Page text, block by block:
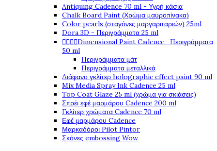
Antiquing Cadence 70 ml - Υγρή κάσια
Chalk Board Paint (Χρώμα μαυροπίνακα)
Color pearls (σταγόνες μαργαριταριών) 25ml
Dora 3D - Περιγράμματα 25 ml
Dimensional Paint Cadence- Περιγράμματα
50 ml
Περιγράμματα μάτ
Περιγράμματα μεταλλικά
Διάφανο γκλίτερ holographic effect paint 90 ml
Mix Media Spray Ink Cadence 25 ml
Top Coat Glaze 25 ml (χρώμα για σκιάσεις)
Σπρέι εφέ μαρμάρου Cadence 200 ml
Γκλίτερ χρώματα Cadence 70 ml
Εφέ μαρμάρου Cadence
Μαρκαδόροι Pilot Pintor
Σκόνες embossing Wow